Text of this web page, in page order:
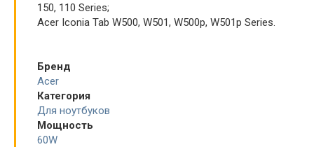
150, 110 Series;
Acer Iconia Tab W500, W501, W500p, W501p Series.
Бренд
Acer
Категория
Для ноутбуков
Мощность
60W